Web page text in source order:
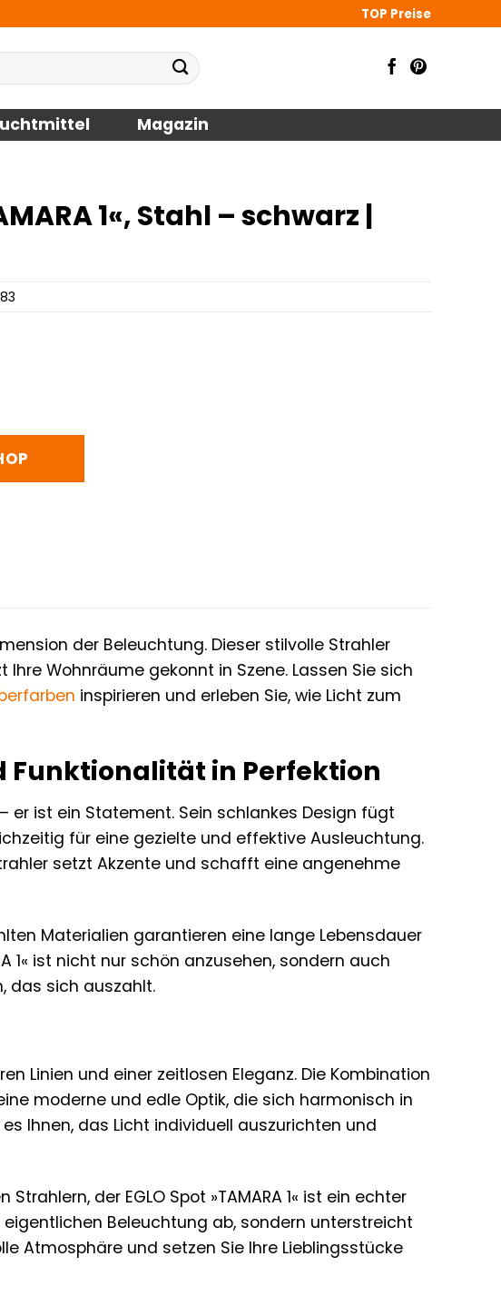
TOP Preise
Magazin
1«, Stahl – schwarz |
der Beleuchtung. Dieser stilvolle Strahler
Wohnräume gekonnt in Szene. Lassen Sie sich
inspirieren und erleben Sie, wie Licht zum
Funktionalität in Perfektion
– er ist ein Statement. Sein schlankes Design fügt
für eine gezielte und effektive Ausleuchtung.
setzt Akzente und schafft eine angenehme
Materialien garantieren eine lange Lebensdauer
1« ist nicht nur schön anzusehen, sondern auch
das sich auszahlt.
Linien und einer zeitlosen Eleganz. Die Kombination
moderne und edle Optik, die sich harmonisch in
Ihnen, das Licht individuell auszurichten und
der EGLO Spot »TAMARA 1« ist ein echter
Beleuchtung ab, sondern unterstreicht
Atmosphäre und setzen Sie Ihre Lieblingsstücke